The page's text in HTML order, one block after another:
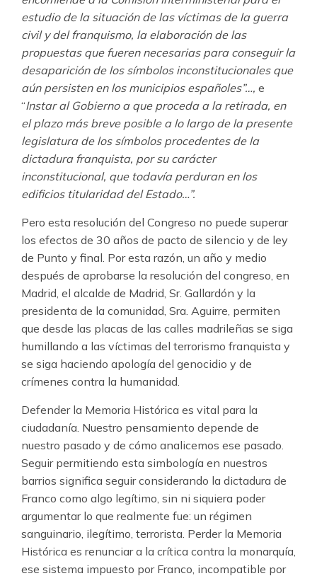
estudio de la situación de las víctimas de la guerra
civil y del franquismo, la elaboración de las
propuestas que fueren necesarias para conseguir la
desaparición de los símbolos inconstitucionales que
aún persisten en los municipios españoles”…, e
“Instar al Gobierno a que proceda a la retirada, en
el plazo más breve posible a lo largo de la presente
legislatura de los símbolos procedentes de la
dictadura franquista, por su carácter
inconstitucional, que todavía perduran en los
edificios titularidad del Estado…”.
Pero esta resolución del Congreso no puede superar
los efectos de 30 años de pacto de silencio y de ley
de Punto y final. Por esta razón, un año y medio
después de aprobarse la resolución del congreso, en
Madrid, el alcalde de Madrid, Sr. Gallardón y la
presidenta de la comunidad, Sra. Aguirre, permiten
que desde las placas de las calles madrileñas se siga
humillando a las víctimas del terrorismo franquista y
se siga haciendo apología del genocidio y de
crímenes contra la humanidad.
Defender la Memoria Histórica es vital para la
ciudadanía. Nuestro pensamiento depende de
nuestro pasado y de cómo analicemos ese pasado.
Seguir permitiendo esta simbología en nuestros
barrios significa seguir considerando la dictadura de
Franco como algo legítimo, sin ni siquiera poder
argumentar lo que realmente fue: un régimen
sanguinario, ilegítimo, terrorista. Perder la Memoria
Histórica es renunciar a la crítica contra la monarquía,
ese sistema impuesto por Franco, incompatible por